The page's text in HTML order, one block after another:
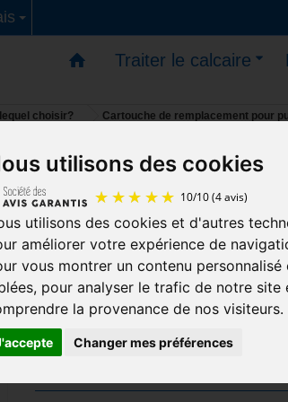
utilisons des cookies
utilisons des cookies et d'autres
améliorer votre expérience de
vous montrer un contenu
pour analyser le trafic de notre site
la provenance de nos visiteurs.
Changer mes préférences
Traiter le calcaire
choisir? Cartouche de remplacement pour
- Vous pouvez commander - reprise
Cartouche de
purificateur d'eau 4 en
4 étages de filtration dans 1 seule
Qualité Allemande !
cart-pur